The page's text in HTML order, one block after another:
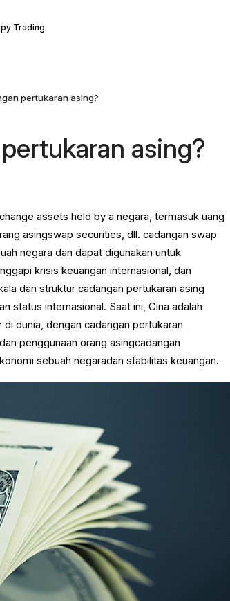
Trading
pertukaran asing?
asing?
assets held by a negara, termasuk uang
asingswap securities, dll. cadangan swap
negara dan dapat digunakan untuk
krisis keuangan internasional, dan
dan struktur cadangan pertukaran asing
status internasional. Saat ini, Cina adalah
dunia, dengan cadangan pertukaran
penggunaan orang asingcadangan
sebuah negaradan stabilitas keuangan.